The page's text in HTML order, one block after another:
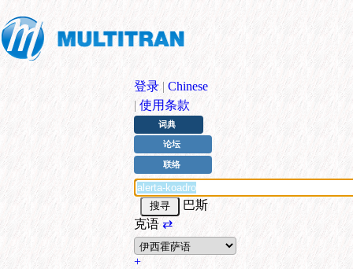
登录 | Chinese
| 使用条款
词典
论坛
联络
巴斯
克语⇄
+